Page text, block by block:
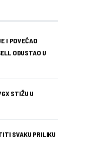
I POVEĆAO
ODUSTAO U
STIŽU U
SVAKU PRILIKU